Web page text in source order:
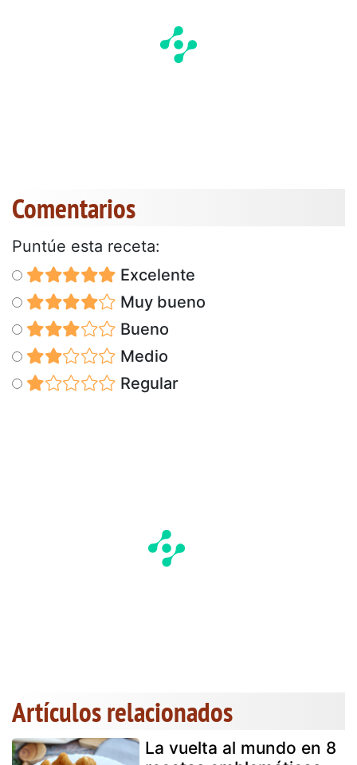
Comentarios
Puntúe esta receta:
Excelente
Muy bueno
Bueno
Medio
Regular
Artículos relacionados
La vuelta al mundo en 8